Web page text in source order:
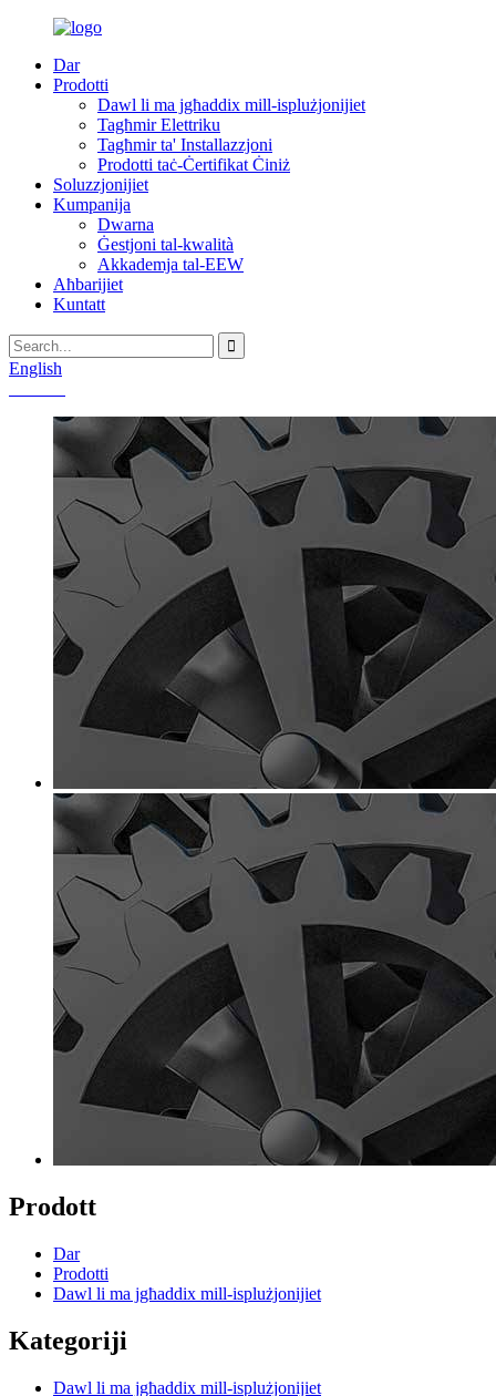
Dar
Prodotti
Dawl li ma jgħaddix mill-isplużjonijiet
Tagħmir Elettriku
Tagħmir ta' Installazzjoni
Prodotti taċ-Ċertifikat Ċiniż
Soluzzjonijiet
Kumpanija
Dwarna
Ġestjoni tal-kwalità
Akkademja tal-EEW
Aħbarijiet
Kuntatt
English
Prodott
Dar
Prodotti
Dawl li ma jgħaddix mill-isplużjonijiet
Kategoriji
Dawl li ma jgħaddix mill-isplużjonijiet